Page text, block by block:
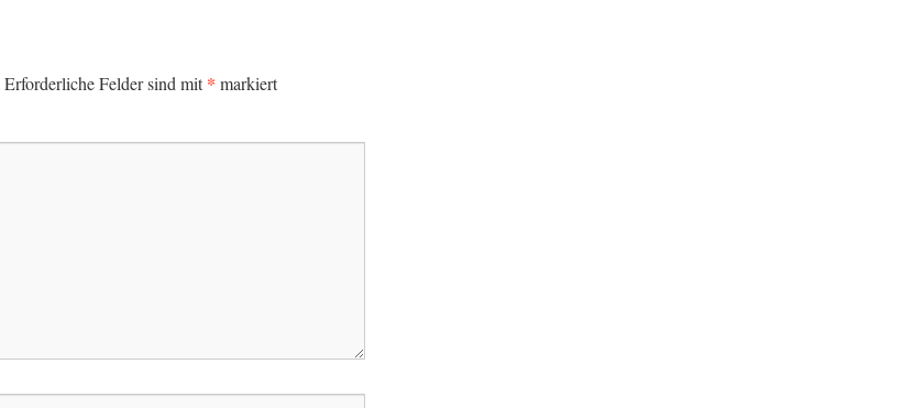
Erforderliche Felder sind mit* markiert